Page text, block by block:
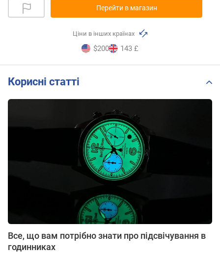
Перейти в магазин
Ціни в інших країнах
$200 143 £
Корисні статті
Все, що вам потрібно знати про підсвічування в
годинниках